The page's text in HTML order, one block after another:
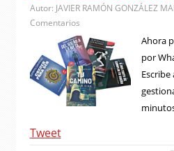
Autor: JAVIER RAMÓN GONZÁLEZ
Comentarios
Ahora
por
Tweet